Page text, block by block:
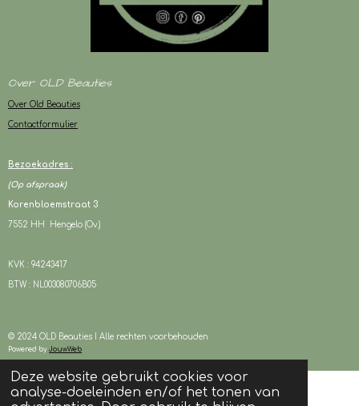
Deze website gebruikt cookies voor
analyse-doeleinden en/of het tonen van
Over OLD Beauties
Over Old Beauties
Contactformulier
Bezoekadres :
(Op afspraak)
Korenbloemstraat 3
7552 HH Hengelo (Ov.)
KVK : 94243417
BTW : NL003080706B05
© 2024 OLD Beauties I Alle rechten voorbehouden
Powered by JouwWeb